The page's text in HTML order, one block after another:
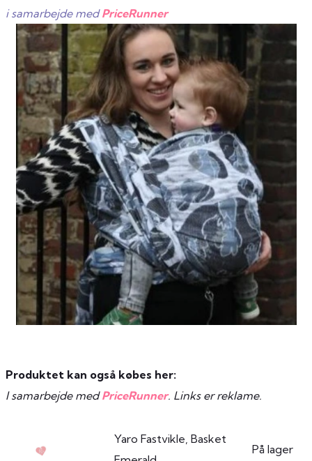
i samarbejde medPriceRunner
Produktet kan også købes her:
I samarbejde medPriceRunner. Links er reklame.
Yaro Fastvikle, Basket
På lager